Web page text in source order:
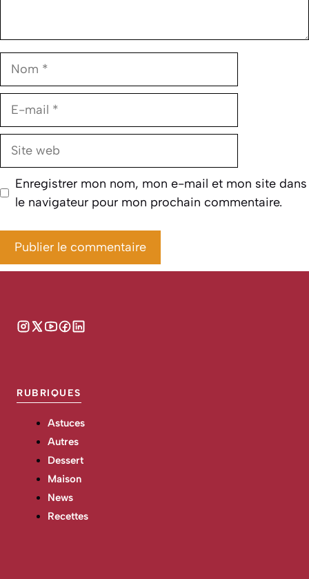
Nom
E-
Site
Enregistrer mon nom, mon e-mail et mon site dans
le navigateur pour mon prochain commentaire.
RUBRIQUES
Astuces
Autres
Dessert
Maison
News
Recettes